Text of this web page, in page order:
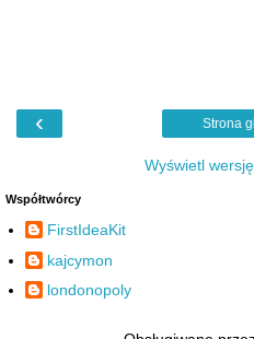
‹ Strona
Wyświetl
Współtwórcy
FirstIdeaKit
kajcymon
londonopoly